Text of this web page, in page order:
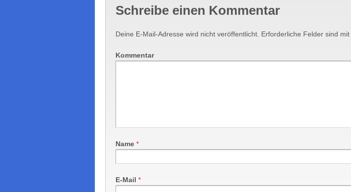
Schreibe einen Kommentar
Deine E-Mail-Adresse wird nicht veröffentlicht. Erforderliche Felder sind mit
Kommentar
Name *
E-Mail *